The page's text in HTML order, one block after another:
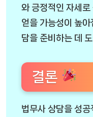
와 긍정적인 자세
얻을 가능성이 높
담을 준비하는 데
결론
법무사 상담을 성